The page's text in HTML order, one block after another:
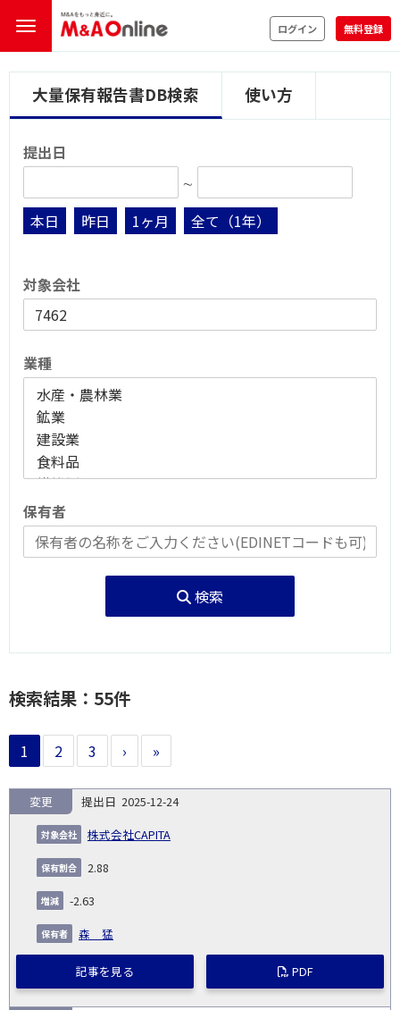
ログイン 無料登録
大量保有報告書DB検索 使い方
提出日
∼
本日
昨日 1ヶ月 全て（1年）
対象会社
業種
保有者
検索
検索結果：55件
1 2 3 › »
NO.
告
義
務
発
生
日
提
日
証券
対
2025-12-24
株式会社CAPITA
変更
2.88
-2.63
森 猛
記事を見る PDF